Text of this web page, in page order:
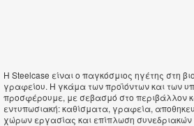
Η Steelcase είναι ο παγκόσμιος ηγέτης στη
γραφείου. Η γκάμα των προϊόντων και των
προσφέρουμε, με σεβασμό στο περιβάλλον
εντυπωσιακή: καθίσματα, γραφεία,
χώρων εργασίας και επίπλωση